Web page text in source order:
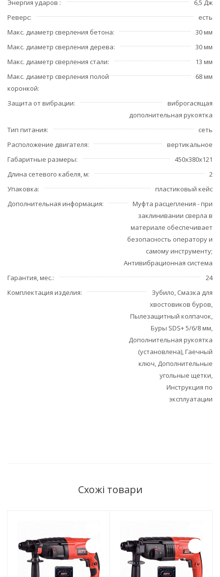
Энергия ударов
6,5 Дж
Реверс
есть
Макс. диаметр сверления бетона
30 мм
Макс. диаметр сверления дерева
30 мм
Макс. диаметр сверления стали
13 мм
Макс. диаметр сверления полой
коронкой
68 мм
Защита от вибрации
виброгасящая
дополнительная рукоятка
Тип питания
сеть
Расположение двигателя
вертикальное
Габаритные размеры
450х380х121
Длина сетевого кабеля, м
2
Упаковка
пластиковый кейс
Дополнительная информация
Муфта расцепления - при
заклинивании сверла в
материале обеспечивает
безопасность оператору и
самому инструменту;
Антивибрационная система
Гарантия, мес.
24
Комплектация изделия
Зубило, Смазка для
хвостовиков буров,
Пылезащитный колпачок,
Буры SDS+ 5/6/8 мм,
Дополнительная рукоятка
(установлена), Гаечный
ключ, Дополнительные
угольные щетки,
Инструкция по
эксплуатации
Схожі товари